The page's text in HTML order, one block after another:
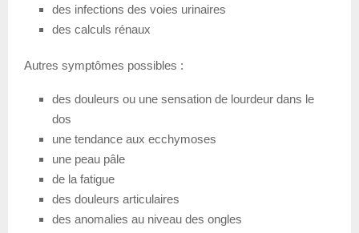
des infections des voies urinaires
des calculs rénaux
Autres symptômes possibles :
des douleurs ou une sensation de lourdeur dans le
dos
une tendance aux ecchymoses
une peau pâle
de la fatigue
des douleurs articulaires
des anomalies au niveau des ongles